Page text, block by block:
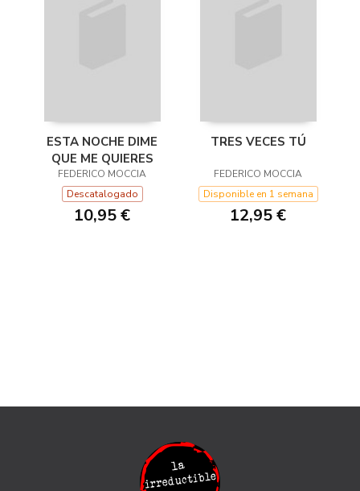
ESTA NOCHE DIME
QUE ME QUIERES
FEDERICO MOCCIA
Descatalogado
10,95 €
TRES VECES TÚ
FEDERICO MOCCIA
Disponible en 1 semana
12,95 €